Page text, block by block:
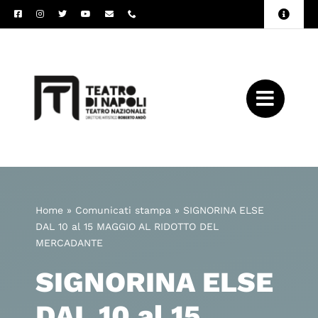
Salta
al
Toggle
Home» Comunicati stampa » SIGNORINA ELSE
DAL 10 al 15 MAGGIO AL RIDOTTO DEL
MERCADANTE
SIGNORINA ELSE